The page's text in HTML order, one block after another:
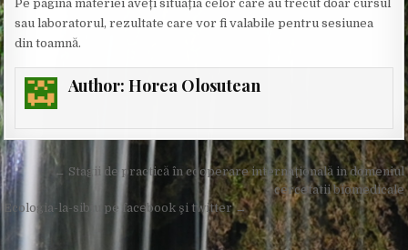
Pe pagina materiei aveți situația celor care au trecut doar cursul
sau laboratorul, rezultate care vor fi valabile pentru sesiunea
din toamnă.
Author: Horea Olosutean
Post
navigation
← Stagii de practică în cooperare internaţională in domeniul
cercetatii biomedicale
Ecologia-la-sibiu pe facebook şi twitter →